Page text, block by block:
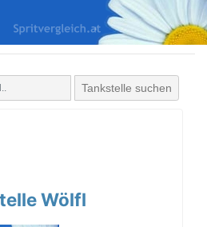
Tankstelle suchen
Wölfl